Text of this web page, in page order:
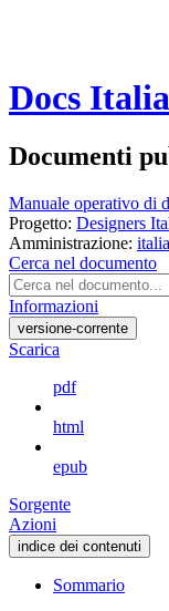
Docs Italia
Documenti
Manuale operativo di
Progetto: Designers
Amministrazione: italia
Cerca nel documento
Informazioni
versione-corrente
Scarica
pdf
html
epub
Sorgente
Azioni
indice dei contenuti
Sommario